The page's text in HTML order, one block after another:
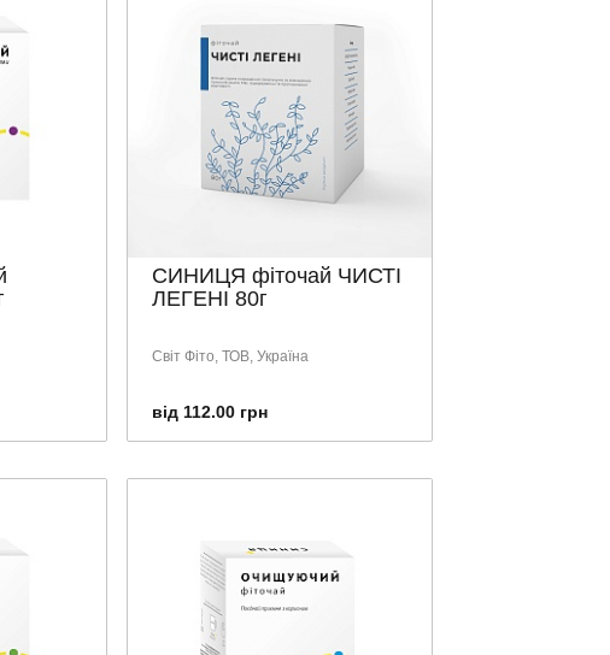
СИНИЦЯ фіточай ЧИСТІ
ЛЕГЕНІ 80г
Світ Фіто, ТОВ, Україна
від 112.00 грн